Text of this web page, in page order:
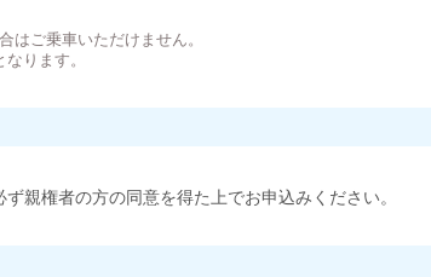
はご乗車いただけません。
ります。
親権者の方の同意を得た上でお申込みください。